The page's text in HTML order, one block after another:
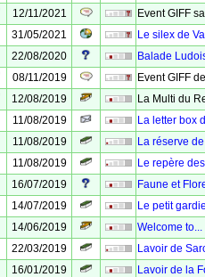
12/11/2021
Event GIFF
31/05/2021
Le silex de
22/08/2020
Balade
08/11/2019
Event GIFF
12/08/2019
La Multi du
11/08/2019
La letter box
11/08/2019
La réserve
11/08/2019
Le repère
16/07/2019
Faune et
14/07/2019
Le petit
14/06/2019
Welcome
22/03/2019
Lavoir de
16/01/2019
Lavoir de la